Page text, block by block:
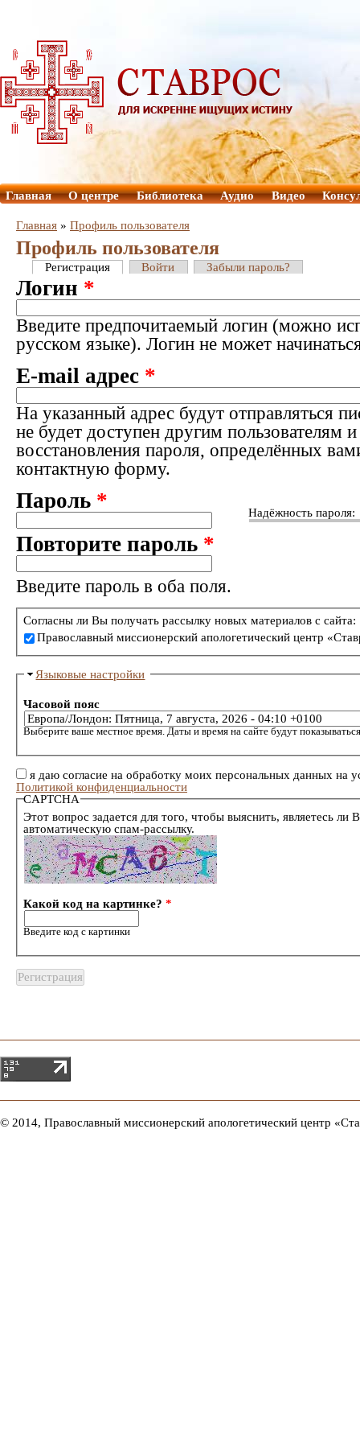
Главная О центре Библиотека Аудио Видео
Главная » Профиль пользователя
Профиль пользователя
Регистрация Войти Забыли пароль?
Логин *
Введите предпочитаемый логин (можно
русском языке). Логин не может
E-mail адрес *
На указанный адрес будут отправляться
не будет доступен другим пользователям
восстановления пароля, определённых
контактную форму.
Надёжность пароля:
Пароль *
Повторите пароль *
Введите пароль в оба поля.
Согласны ли Вы получать рассылку новых материалов с сайта:
Православный миссионерский апологетический центр
Языковые настройки
Часовой пояс
Выберите ваше местное время. Даты и время на сайте будут
я даю согласие на обработку моих персональных данных на
Политикой конфиденциальности
CAPTCHA
Этот вопрос задается для того, чтобы выяснить, являетесь ли
автоматическую спам-рассылку.
Какой код на картинке?*
Введите код с картинки
© 2014, Православный миссионерский апологетический центр